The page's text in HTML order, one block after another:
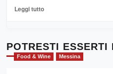
Sicilia
l’
evento
per
Leggi tuttoLeggi
Cronoscalata
Giarre
Montesalice
POTRESTI ESSERTI
Food & Wine Messina